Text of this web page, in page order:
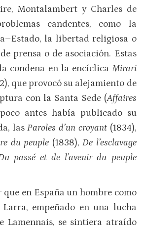
Montalambert y Charles de
candentes, como la
la libertad religiosa o
prensa o de asociación. Estas
condena en la encíclica Mirari
que provocó su alejamiento de
con la Santa Sede (Affaires
antes había publicado su
lasParoles d’un croyant (1834),
du peuple (1838),De l’esclavage
passé et de l’avenir du peuple
que en España un hombre como
Larra, empeñado en una lucha
Lamennais, se sintiera atraído